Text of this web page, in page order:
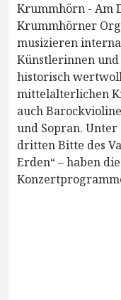
Krummhörn - Am
Krummhörner
musizieren
Künstlerinnen
historisch
mittelalterlichen
auch
und Sopran.
dritten Bitte des
Erden“ – haben